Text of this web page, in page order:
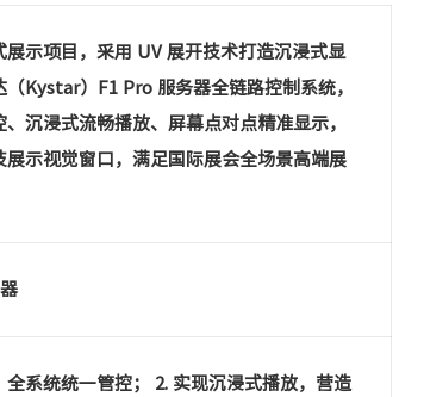
展示项目，采用 UV 展开技术打造沉浸式显
Kystar）F1 Pro 服务器全链路控制系统，
沉浸式流畅播放、屏幕点对点精准显示，
展示视觉窗口，满足国际展会全场景高端展
全系统统一管控； 2. 实现沉浸式播放，营造